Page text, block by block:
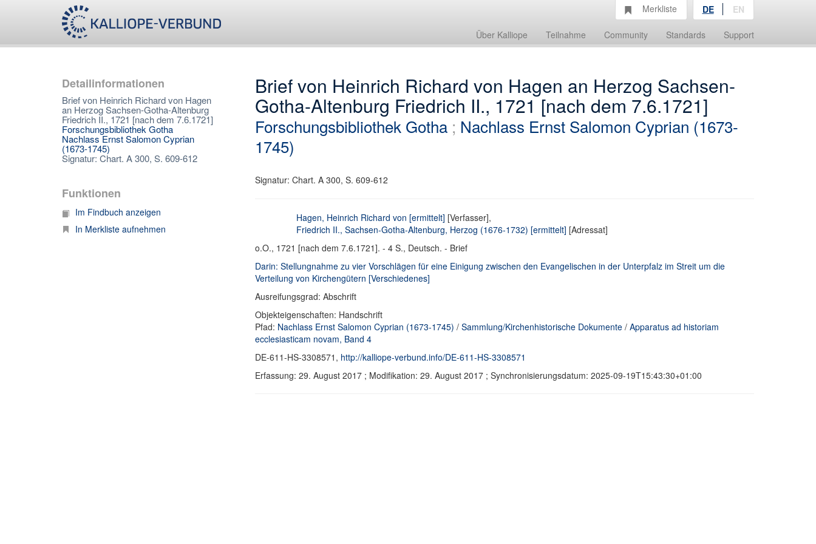
Über Kalliope Teilnahme Community Standards Support
Merkliste DE EN
Detailinformationen
Brief von Heinrich Richard von Hagen
an Herzog Sachsen-Gotha-Altenburg
Friedrich II., 1721 [nach dem 7.6.1721]
Forschungsbibliothek Gotha
Nachlass Ernst Salomon Cyprian
(1673-1745)
Signatur: Chart. A 300, S. 609-612
Funktionen
Im Findbuch anzeigen
In Merkliste aufnehmen
Brief von Heinrich Richard von Hagen an Herzog Sachsen-
Gotha-Altenburg Friedrich II., 1721 [nach dem 7.6.1721]
Forschungsbibliothek Gotha; Nachlass Ernst Salomon Cyprian (1673-
1745)
Signatur: Chart. A 300, S. 609-612
Hagen, Heinrich Richard von [ermittelt] [Verfasser],
Friedrich II., Sachsen-Gotha-Altenburg, Herzog (1676-1732) [ermittelt] [Adressat]
o.O., 1721 [nach dem 7.6.1721]. - 4 S., Deutsch. - Brief
Darin: Stellungnahme zu vier Vorschlägen für eine Einigung zwischen den Evangelischen in der Unterpfalz im Streit um die
Verteilung von Kirchengütern [Verschiedenes]
Ausreifungsgrad: Abschrift
Objekteigenschaften: Handschrift
Pfad: Nachlass Ernst Salomon Cyprian (1673-1745) / Sammlung/Kirchenhistorische Dokumente/ Apparatus ad historiam
ecclesiasticam novam, Band 4
DE-611-HS-3308571, http://kalliope-verbund.info/DE-611-HS-3308571
Erfassung: 29. August 2017 ; Modifikation: 29. August 2017 ; Synchronisierungsdatum: 2025-09-19T15:43:30+01:00